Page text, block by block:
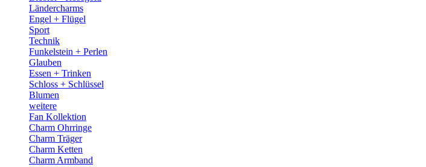
Ländercharms
Engel + Flügel
Sport
Technik
Funkelstein + Perlen
Glauben
Essen + Trinken
Schloss + Schlüssel
Blumen
weitere
Fan Kollektion
Charm Ohrringe
Charm Träger
Charm Ketten
Charm Armband